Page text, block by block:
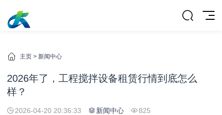
主页 > 新闻中心
2026年了，工程搅拌设备租赁行情到底怎么
样？
2026-04-20 20:36:33 新闻中心 825